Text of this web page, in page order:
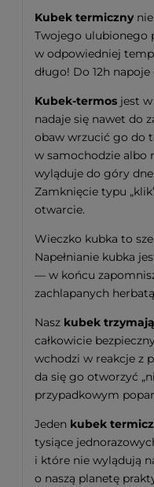
Kubek termiczny
Twojego ulubionego
w odpowiedniej
długo! Do 12h
Kubek-termos jest
nadaje się nawet do
obaw wrzucić go do
w samochodzie albo
wyląduje do góry
Zamknięcie typu
otwarcie.
Wieczko kubka to
Napełnianie kubka
— w końcu
zachlapanych
Nasz kubek
całkowicie
wchodzi w reakcje z
da się go otworzyć
przypadkowym
Jeden kubek
tysiące
i które nie wylądują
o naszą planetę